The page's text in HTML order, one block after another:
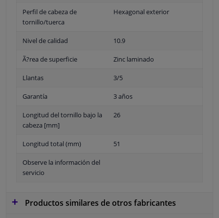
Perfil de cabeza de
tornillo/tuerca
Hexagonal exterior
Nivel de calidad 10.9
Ã?rea de superficie Zinc laminado
Llantas 3/5
Garantía 3 años
Longitud del tornillo bajo la
cabeza [mm]
26
Longitud total (mm) 51
Observe la información del
servicio
Productos similares de otros fabricantes